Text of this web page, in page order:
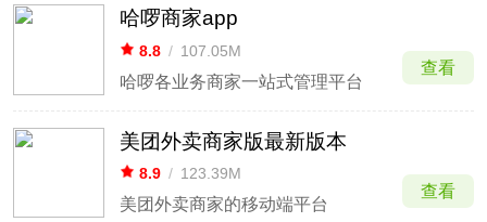
哈啰商家app
8.8 / 107.05M
哈啰各业务商家一站式管理平台
查看
美团外卖商家版最新版本
8.9 / 123.39M
美团外卖商家的移动端平台
查看